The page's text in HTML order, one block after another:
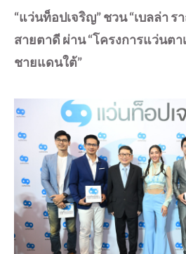
“แว่นท็อปเจริญ” ชวน “เบลล่า ร
สายตาดี​ ผ่าน “โครงการแว่นต
ชายแดนใต้”